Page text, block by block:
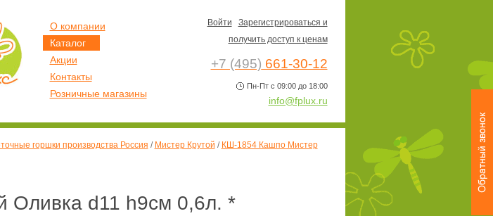
горшки производства Россия / Мистер Крутой / КШ-1854 Кашпо Мистер
Оливка d11 h9см 0,6л. *
О компании
Каталог
Акции
Контакты
Розничные магазины
Войти
Зарегистрироваться и
получить доступ к ценам
+7 (495) 661-30-12
Пн-Пт с 09:00 до 18:00
info@fplux.ru